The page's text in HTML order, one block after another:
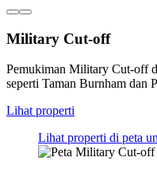
Military Cut-off
Pemukiman Military Cut-off
seperti Taman Burnham dan
Lihat properti
Lihat properti di peta